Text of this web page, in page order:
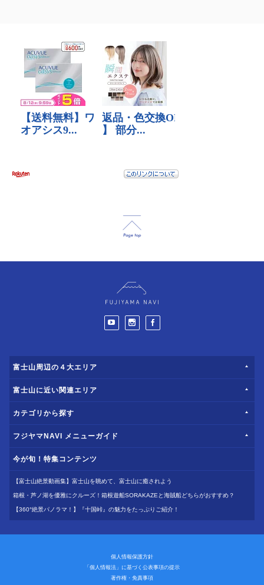
富士山周辺の４大エリア
富士山に近い関連エリア
カテゴリから探す
フジヤマNAVI メニューガイド
今が旬！特集コンテンツ
【富士山絶景動画集】富士山を眺めて、富士山に癒されよう
箱根・芦ノ湖を優雅にクルーズ！箱根遊船SORAKAZEと海賊船どちらがおすすめ？
【360°絶景パノラマ！】『十国峠』の魅力をたっぷりご紹介！
個人情報保護方針
「個人情報法」に基づく公表事項の提示
著作権・免責事項